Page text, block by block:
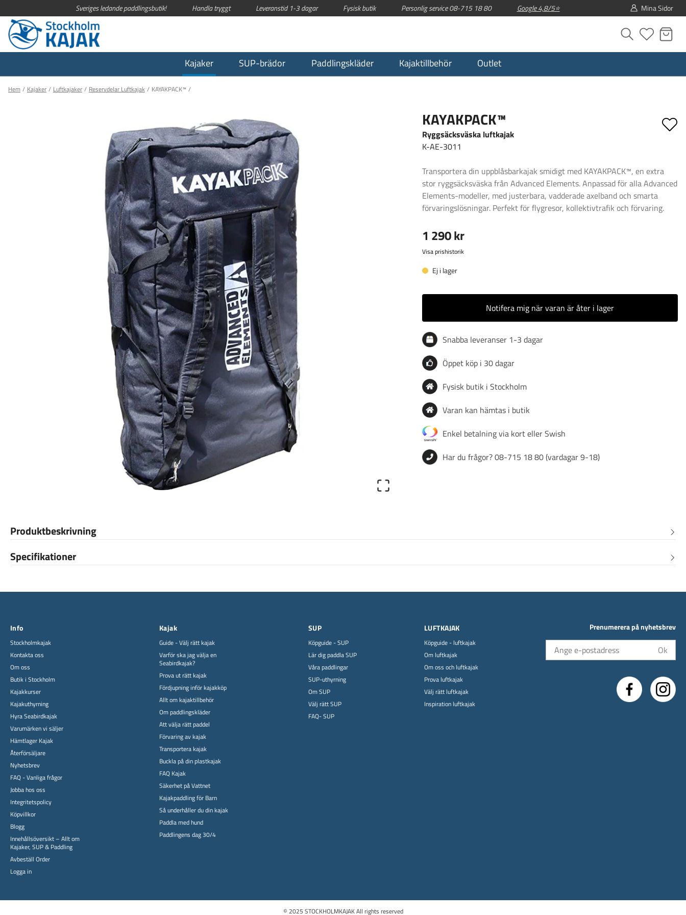
Sveriges ledande paddlingsbutik! Handla tryggt Leveranstid 1-3 dagar Fysisk butik Personlig service 08-715 18 80 Google 4,8/5⭐ Mina Sidor
Kajaker SUP-brädor Paddlingskläder Kajaktillbehör Outlet
Hem Kajaker Luftkajaker Reservdelar Luftkajak KAYAKPACK™
KAYAKPACK™
Ryggsäcksväska luftkajak
K-AE-3011
Transportera din uppblåsbarkajak smidigt med KAYAKPACK™, en extra
stor ryggsäcksväska från Advanced Elements. Anpassad för alla Advanced
Elements-modeller, med justerbara, vadderade axelband och smarta
förvaringslösningar. Perfekt för flygresor, kollektivtrafik och förvaring.
1 290 kr
Visa prishistorik
Ej i lager
Notifera mig när varan är åter i lager
Snabba leveranser 1-3 dagar
Öppet köp i 30 dagar
Fysisk butik i Stockholm
Varan kan hämtas i butik
Enkel betalning via kort eller Swish
Har du frågor? 08-715 18 80 (vardagar 9-18)
Produktbeskrivning
Specifikationer
Info
Stockholmkajak
Kontakta oss
Om oss
Butik i Stockholm
Kajakkurser
Kajakuthyrning
Hyra Seabirdkajak
Varumärken vi säljer
Hämtlager Kajak
Återförsäljare
Nyhetsbrev
FAQ - Vanliga frågor
Jobba hos oss
Integritetspolicy
Köpvillkor
Blogg
Innehållsöversikt – Allt om
Kajaker, SUP & Paddling
Avbeställ Order
Logga in
Kajak
Guide - Välj rätt kajak
Varför ska jag välja en
Seabirdkajak?
Prova ut rätt kajak
Fördjupning inför kajakköp
Allt om kajaktillbehör
Om paddlingskläder
Att välja rätt paddel
Förvaring av kajak
Transportera kajak
Buckla på din plastkajak
FAQ Kajak
Säkerhet på Vattnet
Kajakpaddling för Barn
Så underhåller du din kajak
Paddla med hund
Paddlingens dag 30/4
SUP
Köpguide - SUP
Lär dig paddla SUP
Våra paddlingar
SUP-uthyrning
Om SUP
Välj rätt SUP
FAQ- SUP
LUFTKAJAK
Köpguide - luftkajak
Om luftkajak
Om oss och luftkajak
Prova luftkajak
Välj rätt luftkajak
Inspiration luftkajak
Prenumerera på nyhetsbrev
Ok
© 2025 STOCKHOLMKAJAK All rights reserved